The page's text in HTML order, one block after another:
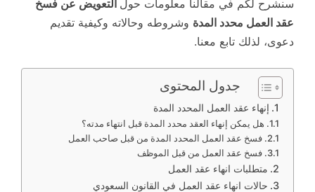
سنشرح لكم في مقالنا معلومات حول التعويض عن فسخ
عقد العمل محدد المدة وشروطه وحالاته وكيفية تقديم
دعوى، لذلك تابع معنا.
جدول المحتوى
إنهاء عقد العمل المحدد المدة
هل يمكن إنهاء العقد محدد المدة قبل انتهاء مدته؟
فسخ عقد العمل المحدد المدة من قبل صاحب العمل
فسخ عقد العمل من قبل الموظف
متطلبات انهاء عقد العمل
حالات انهاء عقد العمل في القانون السعودي